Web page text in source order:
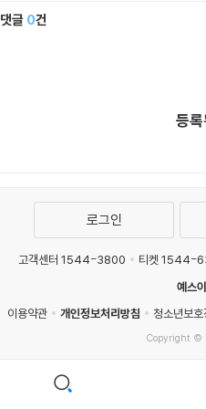
댓글 0건
등
로그인
고객센터 1544-3800 티켓 1544-
예스
이용약관
개인정보처리방침 청소년보호
Copyright ©